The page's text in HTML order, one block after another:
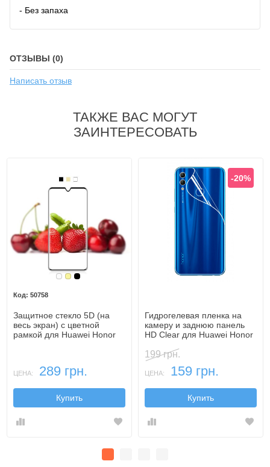
- Без запаха
ОТЗЫВЫ (0)
Написать отзыв
ТАКЖЕ ВАС МОГУТ
ЗАИНТЕРЕСОВАТЬ
Белый
Золотой
Черный
50758
Защитное стекло 5D (на
весь экран) с цветной
рамкой для Huawei Honor
ЦЕНА: 289 грн.
Купить
-20%
Гидрогелевая пленка на
камеру и заднюю панель
HD Clear для Huawei Honor
199 грн.
ЦЕНА: 159 грн.
Купить